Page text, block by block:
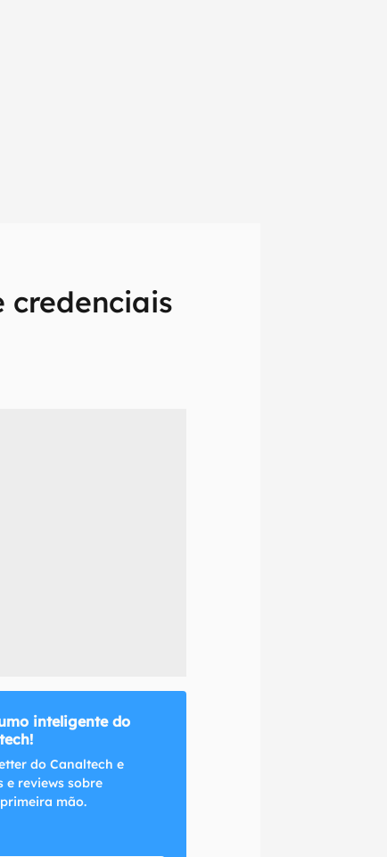
credenciais
inteligente do
do Canaltech e
e reviews sobre
mão.